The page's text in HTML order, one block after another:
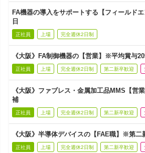
FA機器の導入をサポートする【フィールド
日
正社員 上場 完全週休2日制
《大阪》FA制御機器の【営業】※平均賞与
正社員 上場 完全週休2日制 第二新卒歓迎
《大阪》ファブレス・金属加工品MMS【営
補
正社員 上場 完全週休2日制 第二新卒歓迎
《大阪》半導体デバイスの【FAE職】※第二
正社員 上場 完全週休2日制 第二新卒歓迎